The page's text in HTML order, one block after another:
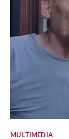
MULTIMEDIA